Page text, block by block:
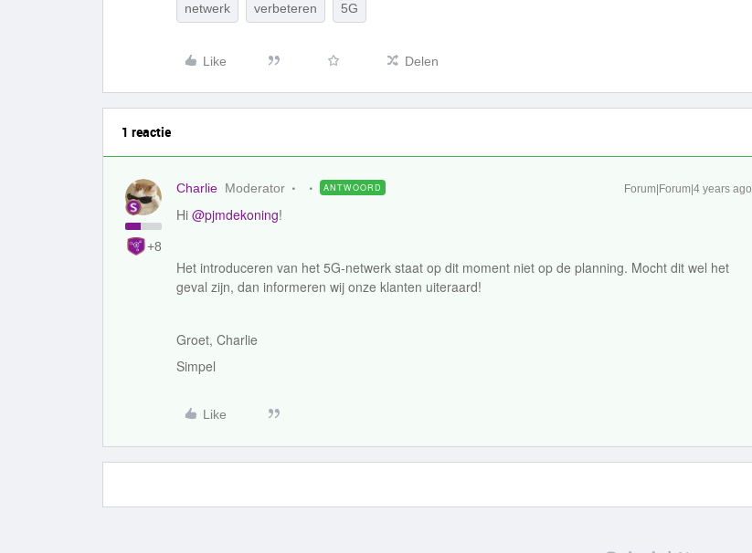
netwerk verbeteren 5G
Like Delen
1 reactie
+8
Charlie Moderator ANTWOORD Forum|Forum|4 years ago
Hi @pjmdekoning!
Het introduceren van het 5G-netwerk staat op dit moment niet op de planning. Mocht dit wel het
geval zijn, dan informeren wij onze klanten uiteraard!
Groet, Charlie
Simpel
Like